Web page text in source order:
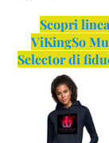
Scopri
ViKingSo
Selector di